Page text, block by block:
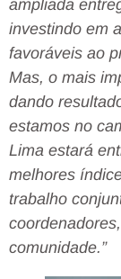
ampliada
investindo em
favoráveis ao
Mas, o mais
dando
estamos no
Lima estará
melhores
trabalho
comunidade.”